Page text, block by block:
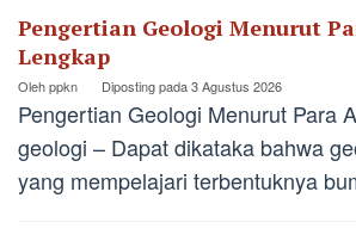
Pengertian Geologi Menurut
Lengkap
Olehppkn Diposting pada3 Agustus 2026
Pengertian Geologi Menurut Para
geologi – Dapat dikataka bahwa
yang mempelajari terbentuknya